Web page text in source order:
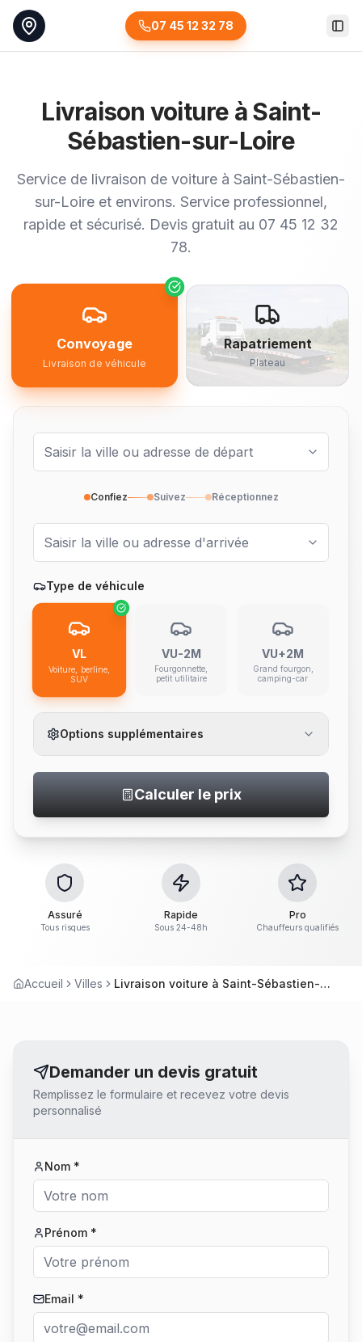
07 45 12 32 78
Livraison voiture à Saint-
Sébastien-sur-Loire
Service de livraison de voiture à Saint-Sébastien-
sur-Loire et environs. Service professionnel,
rapide et sécurisé. Devis gratuit au 07 45 12 32
78.
Convoyage
Livraison de véhicule
Rapatriement
Plateau
Confiez Suivez Réceptionnez
Type de véhicule
VL
Voiture, berline,
SUV
VU-2M
Fourgonnette,
petit utilitaire
VU+2M
Grand fourgon,
camping-car
Options supplémentaires
Calculer le prix
Assuré
Tous risques
Rapide
Sous 24-48h
Pro
Chauffeurs qualifiés
Accueil Villes Livraison voiture à Saint-Sébastien-sur-Loire
Demander un devis gratuit
Remplissez le formulaire et recevez votre devis
personnalisé
Nom *
Prénom *
Email *